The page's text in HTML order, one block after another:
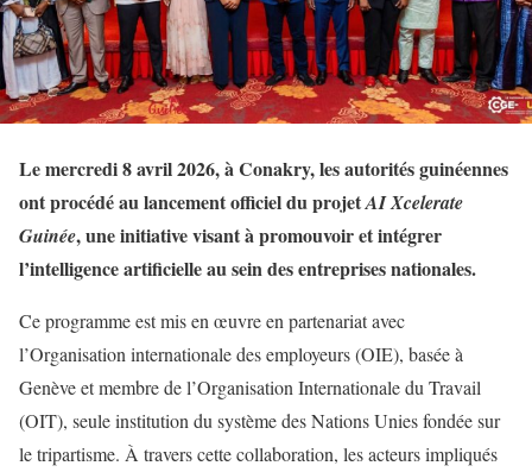
Le mercredi 8 avril 2026, à Conakry, les autorités guinéennes
ont procédé au lancement officiel du projetAI Xcelerate
Guinée, une initiative visant à promouvoir et intégrer
l’intelligence artificielle au sein des entreprises nationales.
Ce programme est mis en œuvre en partenariat avec
l’Organisation internationale des employeurs (OIE), basée à
Genève et membre de l’Organisation Internationale du Travail
(OIT), seule institution du système des Nations Unies fondée sur
le tripartisme. À travers cette collaboration, les acteurs impliqués